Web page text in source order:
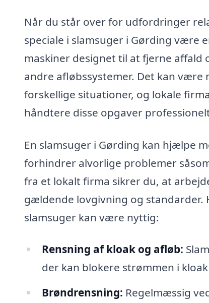
Når du står over for udfordringer
speciale i slamsuger i Gørding være
maskiner designet til at fjerne affald
andre afløbssystemer. Det kan
forskellige situationer, og lokale
håndtere disse opgaver
En slamsuger i Gørding kan hjælpe
forhindrer alvorlige problemer
fra et lokalt firma sikrer du, at
gældende lovgivning og
slamsuger kan være nyttig:
Rensning af kloak og afløb:
der kan blokere strømmen i
Brøndrensning: Regelmæssig